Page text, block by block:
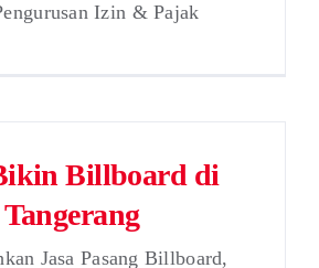
Izin & Pajak
Billboard di
Tangerang
Jasa Pasang Billboard,